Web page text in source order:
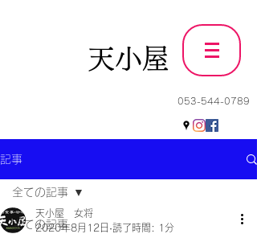
天小屋
053-544-0789
記事
全ての記事
全ての記事
天小屋 女将
2020年8月12日 読了時間: 1分